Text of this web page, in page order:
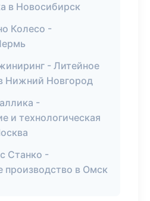
в Новосибирск
Колесо -
- Литейное
Нижний Новгород
-
и технологическая
Станко -
производство в Омск